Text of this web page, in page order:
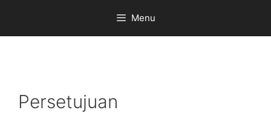
content
Menu
Persetujuan